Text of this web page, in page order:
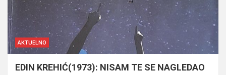
AKTUELNO
EDIN KREHIĆ(1973): NISAM TE SE NAGLEDAO